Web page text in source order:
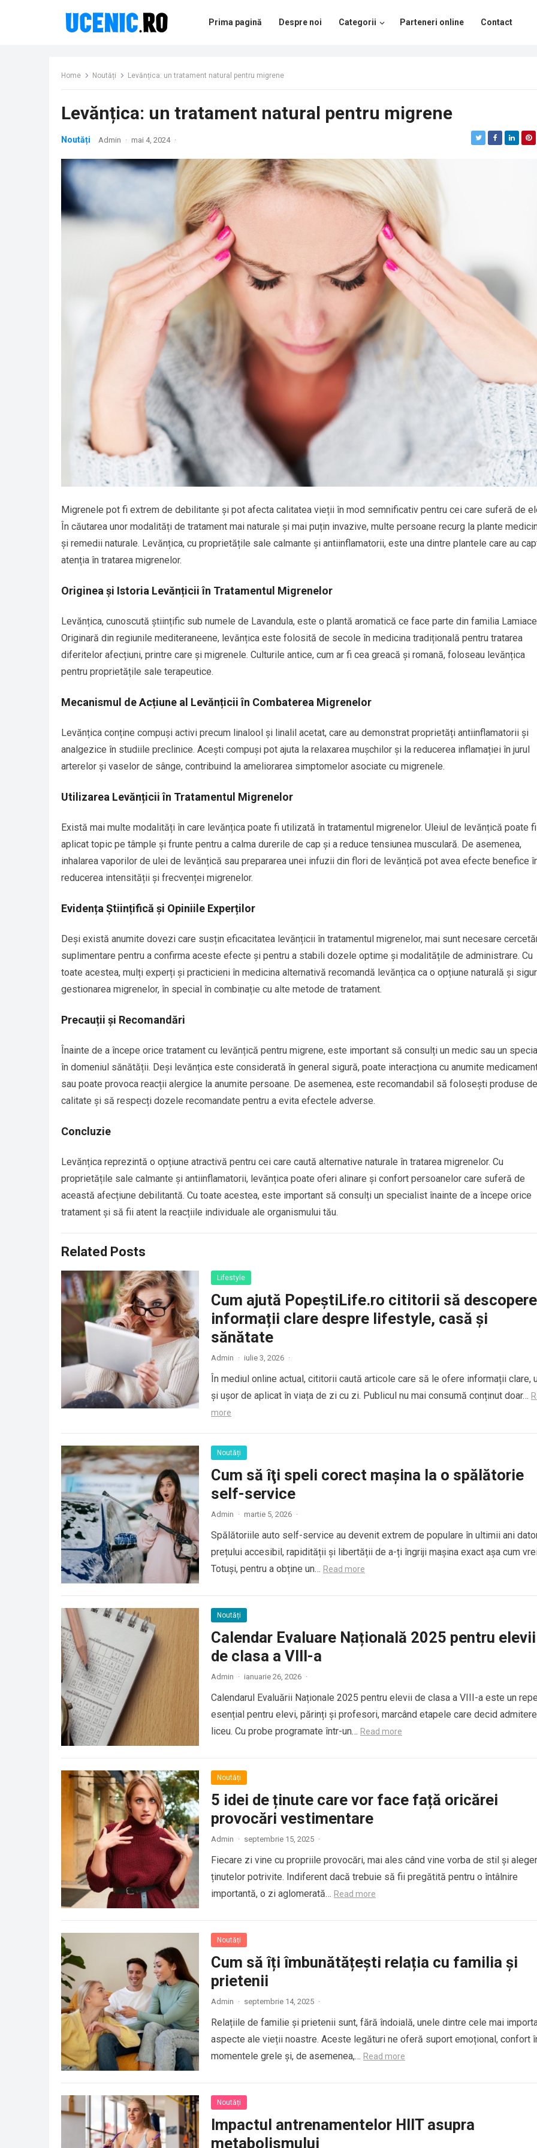
Prima pagină Despre noi Categorii Parteneri online Contact
Home Noutăți Levănțica: un tratament natural pentru migrene
Levănțica: un tratament natural pentru migrene
Noutăți Admin · mai 4, 2024 ·
Migrenele pot fi extrem de debilitante și pot afecta calitatea vieții în mod semnificativ pentru cei care suferă de
În căutarea unor modalități de tratament mai naturale și mai puțin invazive, multe persoane recurg la plante
și remedii naturale. Levănțica, cu proprietățile sale calmante și antiinflamatorii, este una dintre plantele care au
atenția în tratarea migrenelor.
Originea și Istoria Levănțicii în Tratamentul Migrenelor
Levănțica, cunoscută științific sub numele de Lavandula, este o plantă aromatică ce face parte din familia
Originară din regiunile mediteraneene, levănțica este folosită de secole în medicina tradițională pentru tratarea
diferitelor afecțiuni, printre care și migrenele. Culturile antice, cum ar fi cea greacă și romană, foloseau levănțica
pentru proprietățile sale terapeutice.
Mecanismul de Acțiune al Levănțicii în Combaterea Migrenelor
Levănțica conține compuși activi precum linalool și linalil acetat, care au demonstrat proprietăți antiinflamatorii și
analgezice în studiile preclinice. Acești compuși pot ajuta la relaxarea mușchilor și la reducerea inflamației în jurul
arterelor și vaselor de sânge, contribuind la ameliorarea simptomelor asociate cu migrenele.
Utilizarea Levănțicii în Tratamentul Migrenelor
Există mai multe modalități în care levănțica poate fi utilizată în tratamentul migrenelor. Uleiul de levănțică poate fi
aplicat topic pe tâmple și frunte pentru a calma durerile de cap și a reduce tensiunea musculară. De asemenea,
inhalarea vaporilor de ulei de levănțică sau prepararea unei infuzii din flori de levănțică pot avea efecte benefice
reducerea intensității și frecvenței migrenelor.
Evidența Științifică și Opiniile Experților
Deși există anumite dovezi care susțin eficacitatea levănțicii în tratamentul migrenelor, mai sunt necesare
suplimentare pentru a confirma aceste efecte și pentru a stabili dozele optime și modalitățile de administrare. Cu
toate acestea, mulți experți și practicieni în medicina alternativă recomandă levănțica ca o opțiune naturală și
gestionarea migrenelor, în special în combinație cu alte metode de tratament.
Precauții și Recomandări
Înainte de a începe orice tratament cu levănțică pentru migrene, este important să consulți un medic sau un
în domeniul sănătății. Deși levănțica este considerată în general sigură, poate interacționa cu anumite
sau poate provoca reacții alergice la anumite persoane. De asemenea, este recomandabil să folosești produse de
calitate și să respecți dozele recomandate pentru a evita efectele adverse.
Concluzie
Levănțica reprezintă o opțiune atractivă pentru cei care caută alternative naturale în tratarea migrenelor. Cu
proprietățile sale calmante și antiinflamatorii, levănțica poate oferi alinare și confort persoanelor care suferă de
această afecțiune debilitantă. Cu toate acestea, este important să consulți un specialist înainte de a începe orice
tratament și să fii atent la reacțiile individuale ale organismului tău.
Related Posts
Lifestyle
Cum ajută PopeștiLife.ro cititorii să descopere
informații clare despre lifestyle, casă și
sănătate
Admin · iulie 3, 2026 ·
În mediul online actual, cititorii caută articole care să le ofere informații clare,
și ușor de aplicat în viața de zi cu zi. Publicul nu mai consumă conținut doar…
more
Noutăți
Cum să îţi speli corect maşina la o spălătorie
self-service
Admin · martie 5, 2026 ·
Spălătoriile auto self-service au devenit extrem de populare în ultimii ani
prețului accesibil, rapidității și libertății de a-ți îngriji mașina exact așa cum
Totuși, pentru a obține un… Read more
Noutăți
Calendar Evaluare Națională 2025 pentru elevii
de clasa a VIII-a
Admin · ianuarie 26, 2026 ·
Calendarul Evaluării Naționale 2025 pentru elevii de clasa a VIII-a este un
esențial pentru elevi, părinți și profesori, marcând etapele care decid
liceu. Cu probe programate într-un… Read more
Noutăți
5 idei de ținute care vor face față oricărei
provocări vestimentare
Admin · septembrie 15, 2025 ·
Fiecare zi vine cu propriile provocări, mai ales când vine vorba de stil și
ținutelor potrivite. Indiferent dacă trebuie să fii pregătită pentru o întâlnire
importantă, o zi aglomerată… Read more
Noutăți
Cum să îți îmbunătățești relația cu familia și
prietenii
Admin · septembrie 14, 2025 ·
Relațiile de familie și prietenii sunt, fără îndoială, unele dintre cele mai
aspecte ale vieții noastre. Aceste legături ne oferă suport emoțional, confort
momentele grele și, de asemenea,… Read more
Noutăți
Impactul antrenamentelor HIIT asupra
metabolismului